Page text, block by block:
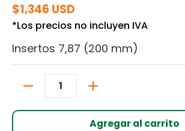
$1,346 USD
*Los precios no incluyen IVA
Insertos 7,87 (200 mm)
Agregar al carrito